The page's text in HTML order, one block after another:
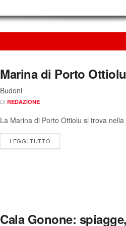
Marina di Porto
Budoni
DI REDAZIONE
La Marina di Porto Ottiolu si trova
LEGGI TUTTO
Cala Gonone: